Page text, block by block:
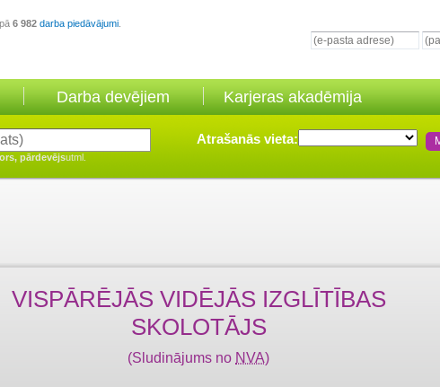
6 982 darba piedāvājumi
Darba devējiem Karjeras akadēmija
pārdevējsutml.
Atrašanās vieta:
VISPĀRĒJĀS VIDĒJĀS IZGLĪTĪBAS
SKOLOTĀJS
(Sludinājums no NVA)